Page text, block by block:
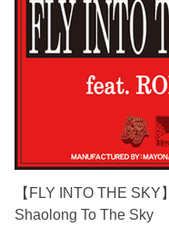
【FLY INTO THE SKY】
Shaolong To The Sky